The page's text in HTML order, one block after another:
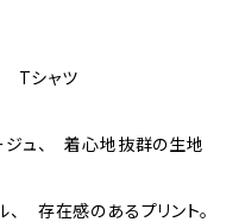
シャツ
ュ、 着心地抜群の生地
存在感のあるプリント。